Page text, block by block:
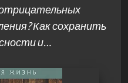
Как сохранить
и…